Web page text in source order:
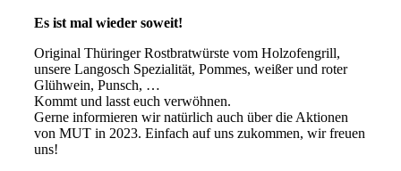
Es ist mal wieder soweit!
Original Thüringer Rostbratwürste vom Holzofengrill,
unsere Langosch Spezialität, Pommes, weißer und roter
Glühwein, Punsch, …
Kommt und lasst euch verwöhnen.
Gerne informieren wir natürlich auch über die Aktionen
von MUT in 2023. Einfach auf uns zukommen, wir freuen
uns!